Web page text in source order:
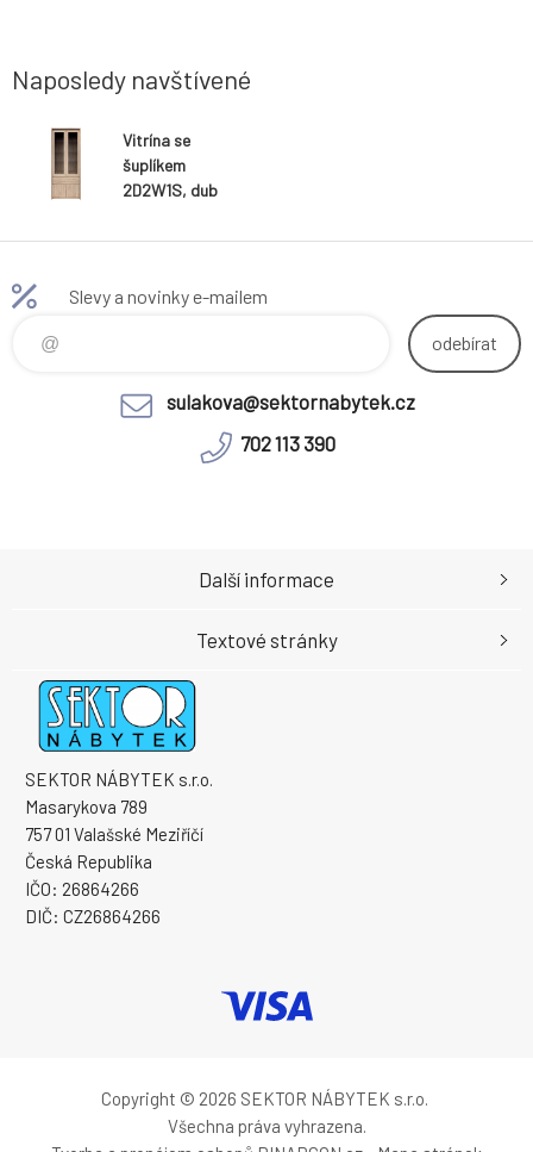
materiálu: 16 mm Dodávané v dem
Naposledy navštívené
Vitrína se
šuplíkem
2D2W1S, dub
NORTY TYP 3
Slevy a novinky e-mailem
odebírat
sulakova@sektornabytek.cz
702 113 390
SEKTOR NÁBYTEK s.r.o.
Masarykova 789
757 01 Valašské Meziříčí
Česká Republika
IČO: 26864266
DIČ: CZ26864266
Další informace
Textové stránky
Copyright © 2026 SEKTOR NÁBYTEK s.r.o.
Všechna práva vyhrazena.